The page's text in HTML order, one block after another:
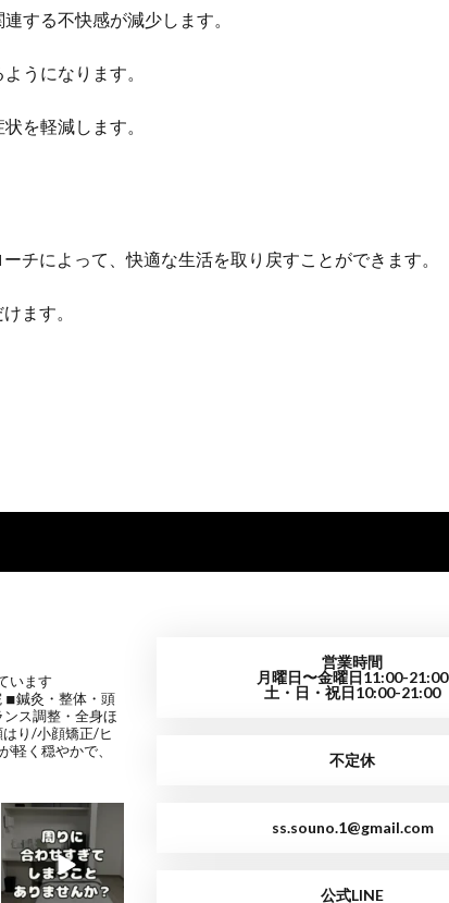
する不快感が減少します。
うになります。
を軽減します。
チによって、快適な生活を取り戻すことができます。
ます。
います
◾︎鍼灸・整体・頭
ス調整・全身ほ
り/小顔矯正/ヒ
軽く穏やかで、
営業時間
月曜日〜金曜日11:00-21:00
土・日・祝日10:00-21:00
不定休
ss.souno.1@gmail.com
公式LINE